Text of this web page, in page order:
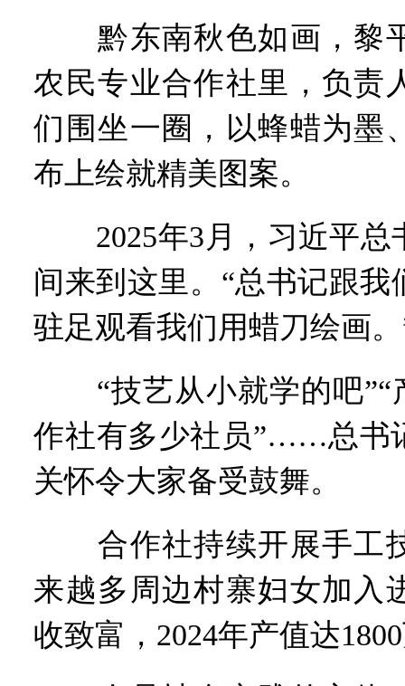
黔东南秋色如画，黎
农民专业合作社里，负责
们围坐一圈，以蜂蜡为墨
布上绘就精美图案。
2025年3月，习近平总
间来到这里。“总书记跟我
驻足观看我们用蜡刀绘画
“技艺从小就学的吧”“
作社有多少社员”……总书
关怀令大家备受鼓舞。
合作社持续开展手工
来越多周边村寨妇女加入
收致富，2024年产值达